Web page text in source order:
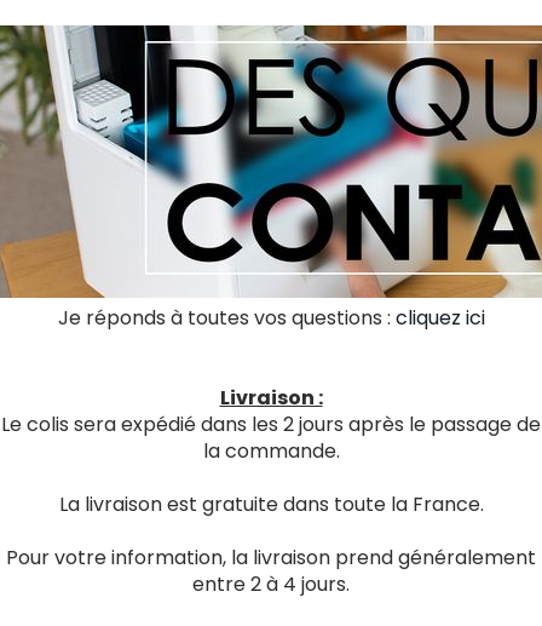
Je réponds à toutes vos questions : cliquez ici
Livraison :
Le colis sera expédié dans les 2 jours après le passage de
la commande.
La livraison est gratuite dans toute la France.
Pour votre information, la livraison prend généralement
entre 2 à 4 jours.